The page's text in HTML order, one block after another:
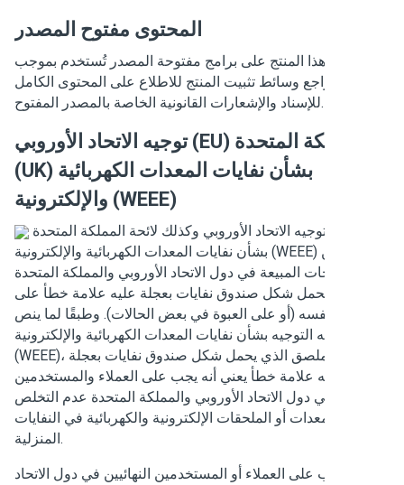
المحتوى مفتوح المصدر
هذا المنتج على برامج مفتوحة المصدر تُستخدم بموجب
راجع وسائط تثبيت المنتج للاطلاع على المحتوى الكامل
توجيه الاتحاد الأوروبي (EU) والمملكة المتحدة
(UK) بشأن نفايات المعدات الكهربائية
والإلكترونية (WEEE)
يتطلب توجيه الاتحاد الأوروبي وكذلك لائحة المملكة المتحدة
بشأن نفايات المعدات الكهربائية والإلكترونية (WEEE) أن تتضمن
المنتجات المبيعة في دول الاتحاد الأوروبي والمملكة المتحدة
يحمل شكل صندوق نفايات بعجلة عليه علامة خطأ على
نفسه (أو على العبوة في بعض الحالات). وطبقًا لما ينص
عليه التوجيه بشأن نفايات المعدات الكهربائية والإلكترونية
(WEEE)، فإن هذا الملصق الذي يحمل شكل صندوق نفايات بعجلة
عليه علامة خطأ يعني أنه يجب على العملاء والمستخدمين
في دول الاتحاد الأوروبي والمملكة المتحدة عدم التخلص
من المعدات أو الملحقات الإلكترونية والكهربائية في النفايات
يجب على العملاء أو المستخدمين النهائيين في دول الاتحاد